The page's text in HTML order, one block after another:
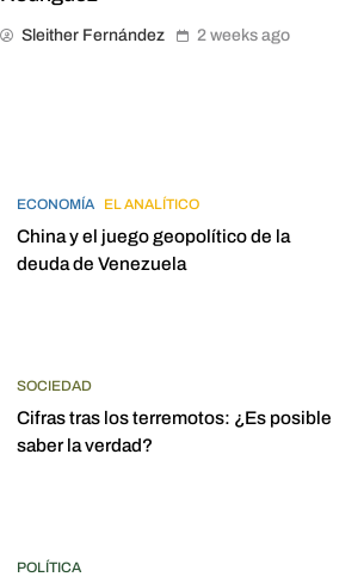
Sleither Fernández 2 weeks ago
ECONOMÍA EL ANALÍTICO
China y el juego geopolítico de la
deuda de Venezuela
SOCIEDAD
Cifras tras los terremotos: ¿Es posible
saber la verdad?
POLÍTICA